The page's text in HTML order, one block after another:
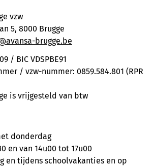
vzw
5, 8000 Brugge
brugge.be
/ BIC VDSPBE91
/ vzw-nummer: 0859.584.801 (RPR
is vrijgesteld van btw
donderdag
en van 14u00 tot 17u00
en tijdens schoolvakanties en op